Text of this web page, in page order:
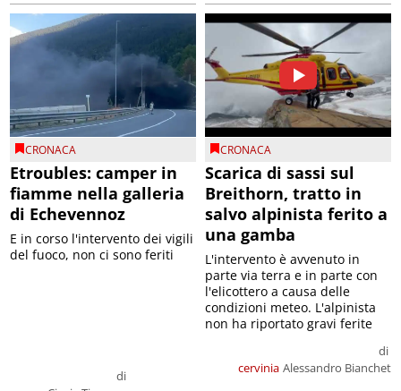
CRONACA
Etroubles: camper in
fiamme nella galleria
di Echevennoz
di
E in corso l'intervento dei vigili
del fuoco, non ci sono feriti
CRONACA
Scarica di sassi sul
Breithorn, tratto in
salvo alpinista ferito a
una gamba
cervinia
di
Alessandro Bianchet
L'intervento è avvenuto in
parte via terra e in parte con
l'elicottero a causa delle
condizioni meteo. L'alpinista
non ha riportato gravi ferite